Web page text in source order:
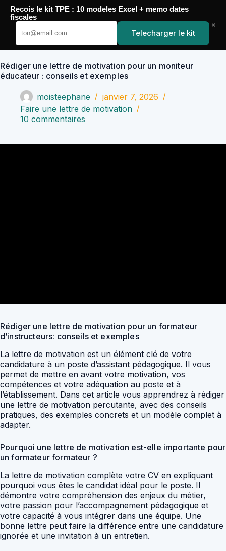
Passer
contenu
YoupiJobs
Rédiger une lettre de motivation pour un moniteur
éducateur : conseils et exemples
moisteephane
janvier 7, 2026
Faire une lettre de motivation
10 commentaires
Rédiger une lettre de motivation pour un formateur
d’instructeurs: conseils et exemples
La lettre de motivation est un élément clé de votre
candidature à un poste d’assistant pédagogique. Il vous
permet de mettre en avant votre motivation, vos
compétences et votre adéquation au poste et à
l’établissement. Dans cet article vous apprendrez à rédiger
une lettre de motivation percutante, avec des conseils
pratiques, des exemples concrets et un modèle complet à
adapter.
Pourquoi une lettre de motivation est-elle importante pour
un formateur formateur ?
La lettre de motivation complète votre CV en expliquant
pourquoi vous êtes le candidat idéal pour le poste. Il
démontre votre compréhension des enjeux du métier,
votre passion pour l’accompagnement pédagogique et
votre capacité à vous intégrer dans une équipe. Une
bonne lettre peut faire la différence entre une candidature
ignorée et une invitation à un entretien.
Recois le kit TPE : 10 modeles Excel + memo dates
fiscales
Telecharger le kit
×